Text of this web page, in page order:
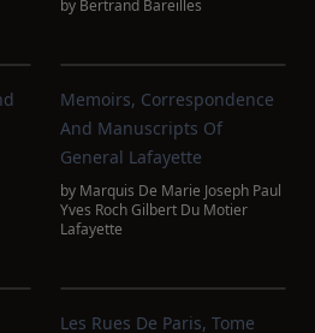
by Bertrand Bareilles
Memoirs, Correspondence
And Manuscripts Of
General Lafayette
by Marquis De Marie Joseph Paul
Yves Roch Gilbert Du Motier
Lafayette
Les Rues De Paris, Tome